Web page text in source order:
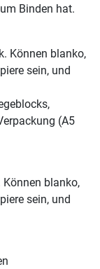
Binden hat.
Können blanko,
sein, und
(A5
blanko,
sein, und